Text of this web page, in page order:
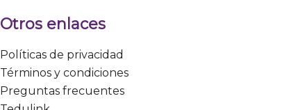
Otros enlaces
Políticas de privacidad
Términos y condiciones
Preguntas frecuentes